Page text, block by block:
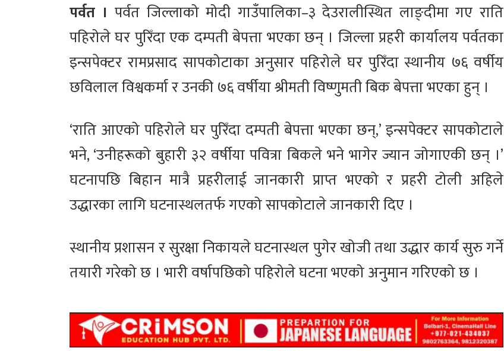
पर्वत ।पर्वत जिल्लाको मोदी गाउँपालिका–३ देउरालीस्थित लाङ्दीमा गए राति
पहिरोले घर पुरिँदा एक दम्पती बेपत्ता भएका छन् । जिल्ला प्रहरी कार्यालय पर्वतका
इन्सपेक्टर रामप्रसाद सापकोटाका अनुसार पहिरोले घर पुरिँदा स्थानीय ७६ वर्षीय
छविलाल विश्वकर्मा र उनकी ७६ वर्षीया श्रीमती विष्णुमती बिक बेपत्ता भएका हुन् ।
‘राति आएको पहिरोले घर पुरिँदा दम्पती बेपत्ता भएका छन्,’ इन्सपेक्टर सापकोटाले
भने, ‘उनीहरूको बुहारी ३२ वर्षीया पवित्रा बिकले भने भागेर ज्यान जोगाएकी छन् ।’
घटनापछि बिहान मात्रै प्रहरीलाई जानकारी प्राप्त भएको र प्रहरी टोली अहिले
उद्धारका लागि घटनास्थलतर्फ गएको सापकोटाले जानकारी दिए ।
स्थानीय प्रशासन र सुरक्षा निकायले घटनास्थल पुगेर खोजी तथा उद्धार कार्य सुरु गर्ने
तयारी गरेको छ । भारी वर्षापछिको पहिरोले घटना भएको अनुमान गरिएको छ ।